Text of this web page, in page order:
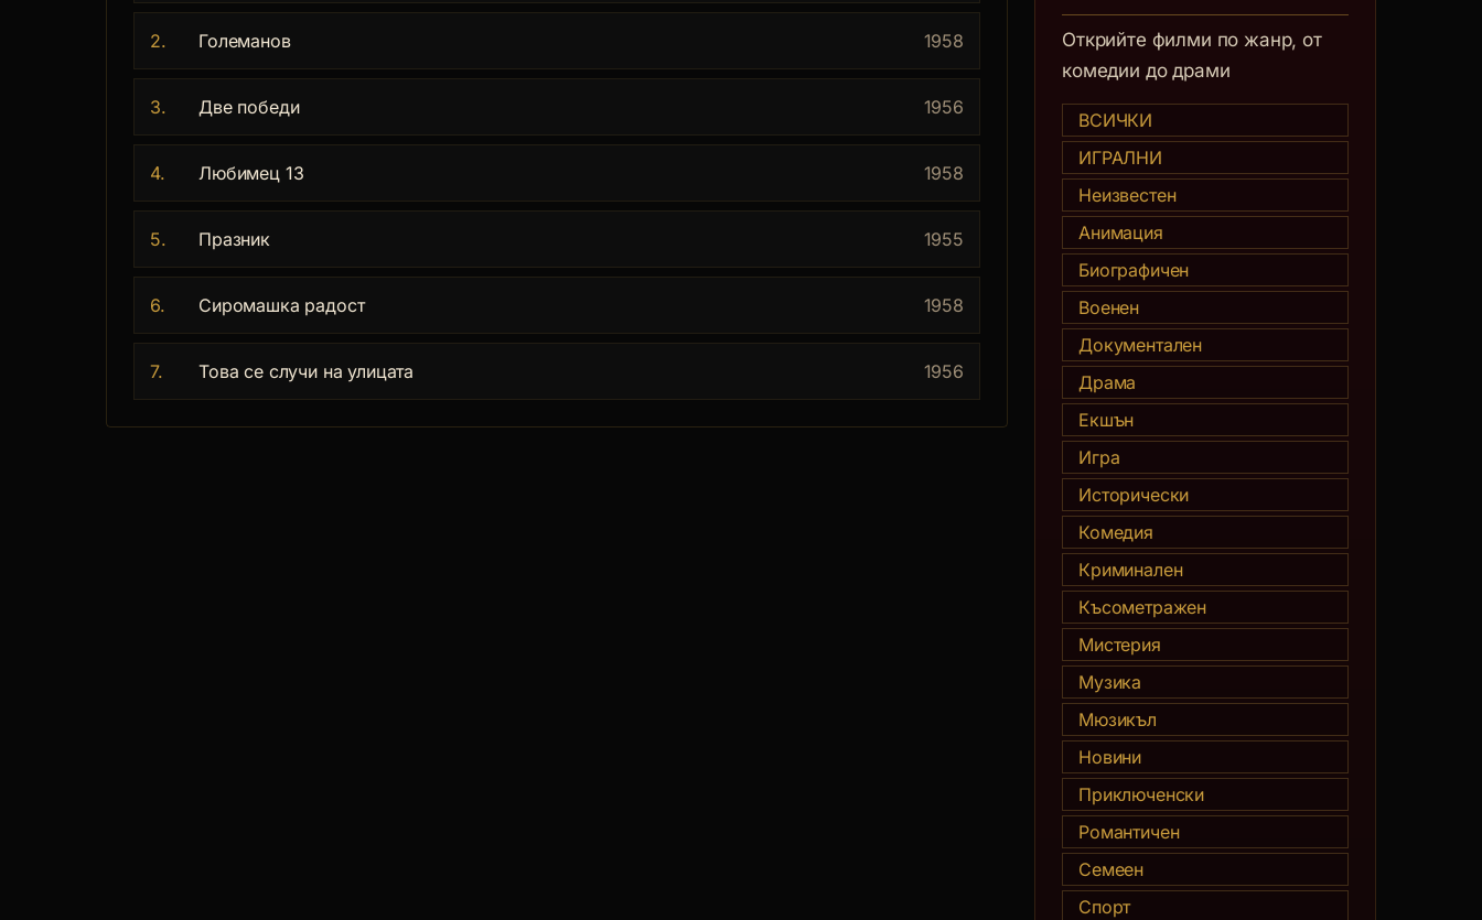
2. Големанов 1958
3. Две победи 1956
4. Любимец 13 1958
5. Празник 1955
6. Сиромашка радост 1958
7. Това се случи на улицата 1956
Открийте филми по жанр, от
комедии до драми
ВСИЧКИ
ИГРАЛНИ
Неизвестен
Анимация
Биографичен
Военен
Документален
Драма
Екшън
Игра
Исторически
Комедия
Криминален
Късометражен
Мистерия
Музика
Мюзикъл
Новини
Приключенски
Романтичен
Семеен
Спорт